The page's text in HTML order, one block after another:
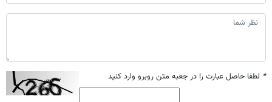
* لطفا حاصل عبارت را در جعبه متن روبرو وارد کنید